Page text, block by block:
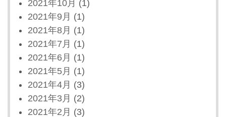
2021年10月 (1)
2021年9月 (1)
2021年8月 (1)
2021年7月 (1)
2021年6月 (1)
2021年5月 (1)
2021年4月 (3)
2021年3月 (2)
2021年2月 (3)